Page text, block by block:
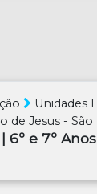
Unidades
de Jesus -
6º e 7º Anos